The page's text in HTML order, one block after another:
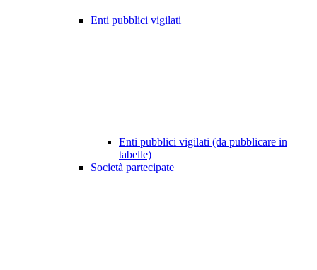
Enti pubblici vigilati
Enti pubblici vigilati (da pubblicare in
tabelle)
Società partecipate